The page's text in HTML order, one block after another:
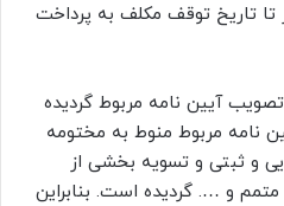
تا تاریخ توقف مکلف به پرداخت
آیین نامه مربوط گردیده
نامه مربوط منوط به مختومه
و ثبتی و تسویه بخشی از
متمم و …. گردیده است. بنابراین